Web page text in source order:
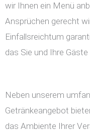
wir Ihnen ein Menü
Ansprüchen gerecht
Einfallsreichtum
das Sie und Ihre
Neben unserem
Getränkeangebot
das Ambiente Ihrer